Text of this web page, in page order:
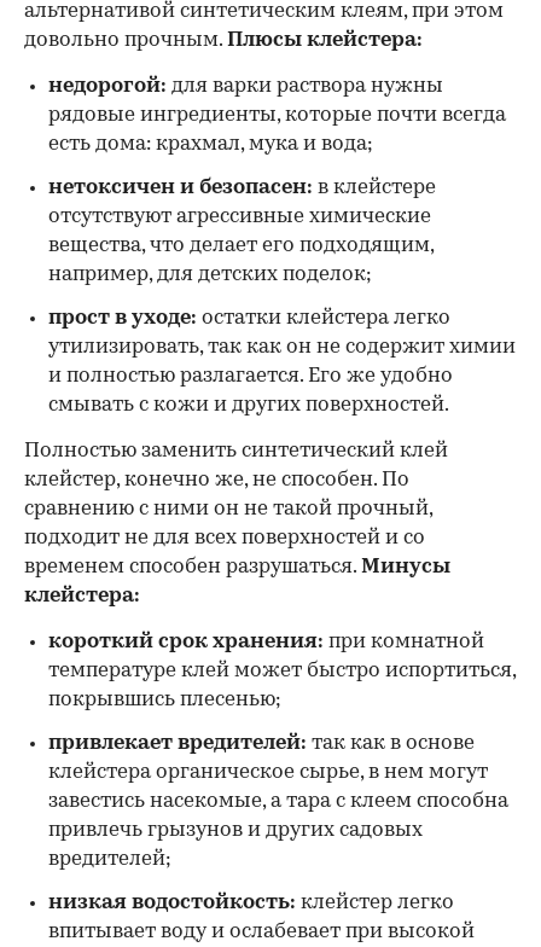
альтернативой синтетическим клеям, при этом
довольно прочным. Плюсы клейстера:
недорогой: для варки раствора нужны
рядовые ингредиенты, которые почти всегда
есть дома: крахмал, мука и вода;
нетоксичен и безопасен: в клейстере
отсутствуют агрессивные химические
вещества, что делает его подходящим,
например, для детских поделок;
прост в уходе: остатки клейстера легко
утилизировать, так как он не содержит химии
и полностью разлагается. Его же удобно
смывать с кожи и других поверхностей.
Полностью заменить синтетический клей
клейстер, конечно же, не способен. По
сравнению с ними он не такой прочный,
подходит не для всех поверхностей и со
временем способен разрушаться. Минусы
клейстера:
короткий срок хранения: при комнатной
температуре клей может быстро испортиться,
покрывшись плесенью;
привлекает вредителей: так как в основе
клейстера органическое сырье, в нем могут
завестись насекомые, а тара с клеем способна
привлечь грызунов и других садовых
вредителей;
низкая водостойкость: клейстер легко
впитывает воду и ослабевает при высокой